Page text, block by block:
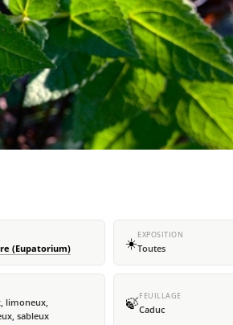
(Eupatorium) ☀️EXPOSITION
Toutes
limoneux,
sableux
🍃FEUILLAGE
Caduc